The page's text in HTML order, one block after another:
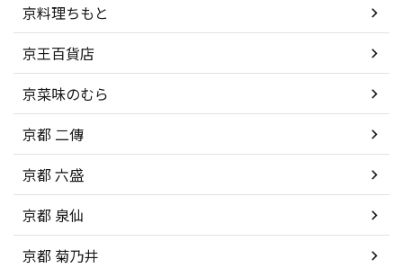
京料理ちもと
京王百貨店
京菜味のむら
京都 二傳
京都 六盛
京都 泉仙
京都 菊乃井